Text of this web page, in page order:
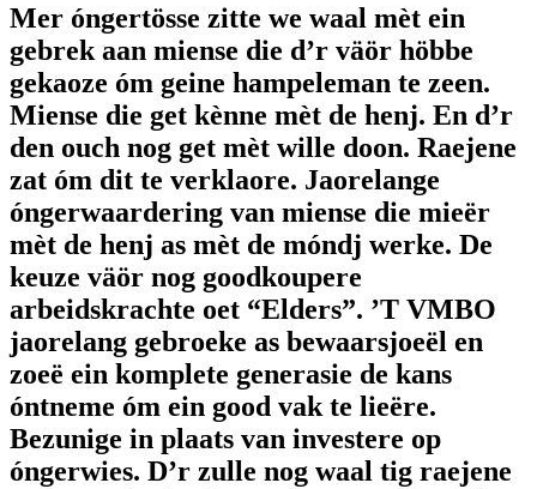
Mer óngertösse zitte we waal mèt ein
gebrek aan miense die d’r väör höbbe
gekaoze óm geine hampeleman te zeen.
Miense die get kènne mèt de henj. En d’r
den ouch nog get mèt wille doon. Raejene
zat óm dit te verklaore. Jaorelange
óngerwaardering van miense die mieër
mèt de henj as mèt de móndj werke. De
keuze väör nog goodkoupere
arbeidskrachte oet “Elders”. ’T VMBO
jaorelang gebroeke as bewaarsjoeël en
zoeë ein komplete generasie de kans
óntneme óm ein good vak te lieëre.
Bezunige in plaats van investere op
óngerwies. D’r zulle nog waal tig raejene